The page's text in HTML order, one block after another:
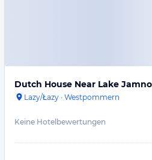
Dutch House Near Lake
Lazy/Łazy · Westpommern
Keine Hotelbewertungen